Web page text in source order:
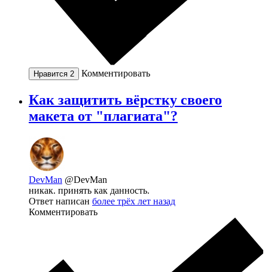
Нравится 2 Комментировать
Как защитить вёрстку своего
макета от "плагиата"?
DevMan @DevMan
никак. принять как данность.
Ответ написан более трёх лет назад
Комментировать